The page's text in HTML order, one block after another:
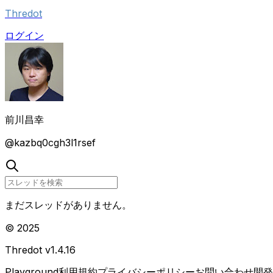
Thredot
ログイン
前川昌幸
@kazbq0cgh3l1rsef
まだスレッドがありません。
© 2025
Thredot v1.4.16